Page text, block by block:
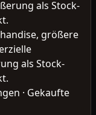
als Stock-
größere
als Stock-
· Gekaufte